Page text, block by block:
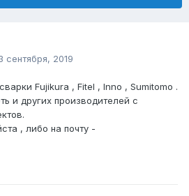
сентября, 2019
Fujikura , Fitel , Inno , Sumitomo .
и других производителей с
, либо на почту -